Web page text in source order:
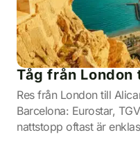
Tåg från London
Res från London till
Barcelona: Eurostar,
nattstopp oftast är